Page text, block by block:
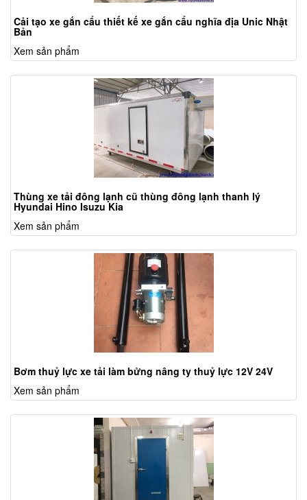
Cải tạo xe gắn cẩu thiết kế xe gắn cẩu nghĩa địa Unic Nhật
Bản
Xem sản phẩm
Thùng xe tải đông lạnh cũ thùng đông lạnh thanh lý
Hyundai Hino Isuzu Kia
Xem sản phẩm
Bơm thuỷ lực xe tải làm bửng nâng ty thuỷ lực 12V 24V
Xem sản phẩm